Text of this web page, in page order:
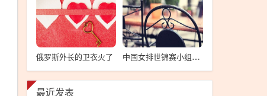
俄罗斯外长的卫衣火了 中国女排世锦赛小组第一
最近发表